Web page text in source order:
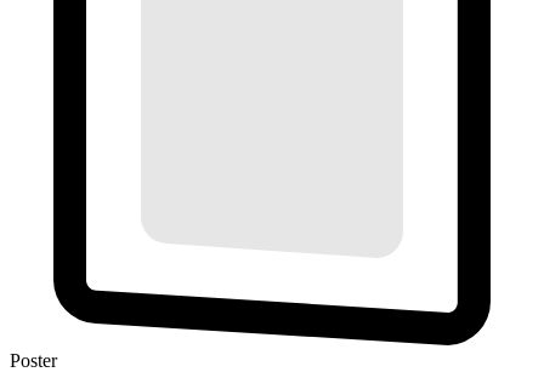
Poster